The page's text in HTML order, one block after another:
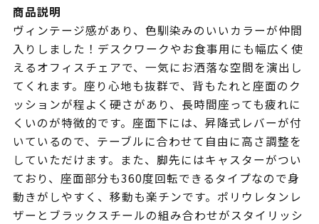
商品説明
ヴィンテージ感があり、色馴染みのいいカラーが仲間
入りしました！デスクワークやお食事用にも幅広く使
えるオフィスチェアで、一気にお洒落な空間を演出し
てくれます。座り心地も抜群で、背もたれと座面のク
ッションが程よく硬さがあり、長時間座っても疲れに
くいのが特徴的です。座面下には、昇降式レバーが付
いているので、テーブルに合わせて自由に高さ調整を
していただけます。また、脚先にはキャスターがつい
ており、座面部分も360度回転できるタイプなので身
動きがしやすく、移動も楽チンです。ポリウレタンレ
ザーとブラックスチールの組み合わせがスタイリッシ